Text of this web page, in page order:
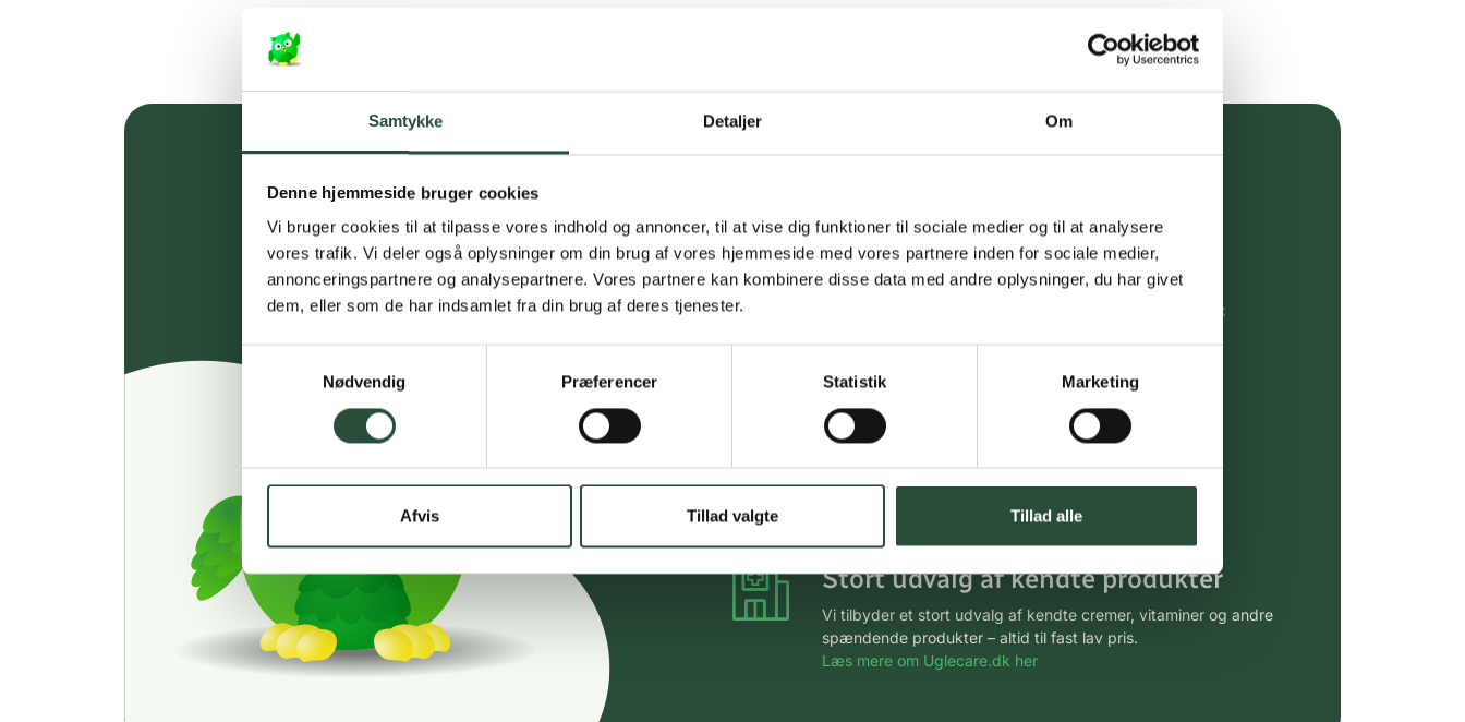
Samtykke Detaljer Om
Denne hjemmeside bruger cookies
Vi bruger cookies til at tilpasse vores indhold og annoncer, til at vise dig funktioner til sociale medier og til at analysere
vores trafik. Vi deler også oplysninger om din brug af vores hjemmeside med vores partnere inden for sociale medier,
annonceringspartnere og analysepartnere. Vores partnere kan kombinere disse data med andre oplysninger, du har givet
dem, eller som de har indsamlet fra din brug af deres tjenester.
Nødvendig
Præferencer Statistik Marketing
Afvis Tillad valgte Tillad alle
Personlig rådgivning
kundeservice@uglecare.dk
Hurtig levering (30 min. i Kbh)
Hurtigt leveringen via GLS, og DAO
Faste lave priser*
*Gælder ikke ernæringsprodukter.
Stort udvalg af kendte produkter
Vi tilbyder et stort udvalg af kendte cremer, vitaminer og andre
spændende produkter – altid til fast lav pris.
Læs mere om Uglecare.dk her